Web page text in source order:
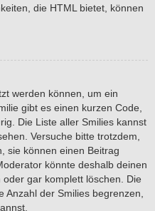
die HTML bietet, können
werden können, um ein
gibt es einen kurzen Code,
Die Liste aller Smilies kannst
Versuche bitte trotzdem,
sie können einen Beitrag
könnte deshalb deinen
gar komplett löschen. Die
der Smilies begrenzen,